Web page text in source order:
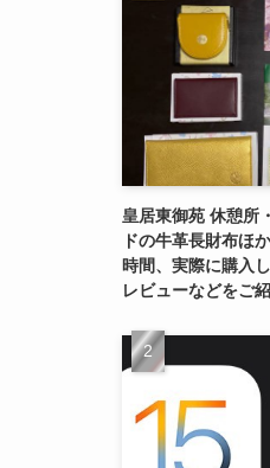
皇居東御苑 休憩所
ドの牛革長財布ほ
時間、実際に購入
レビューなどをご